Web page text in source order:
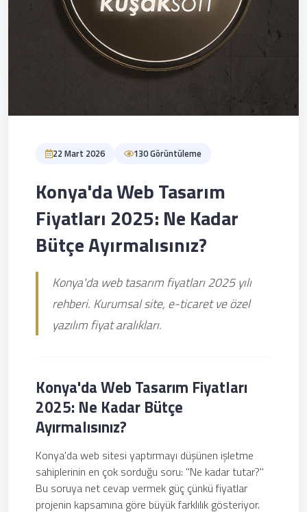
22 Mart 2026 130 Görüntüleme
Konya'da Web Tasarım
Fiyatları 2025: Ne Kadar
Bütçe Ayırmalısınız?
Konya'da web tasarım fiyatları 2025 yılı
rehberi. Kurumsal site, e-ticaret ve özel
yazılım fiyat aralıkları.
Konya'da Web Tasarım Fiyatları
2025: Ne Kadar Bütçe
Ayırmalısınız?
Konya'da web sitesi yaptırmayı düşünen işletme
sahiplerinin en çok sorduğu soru: "Ne kadar tutar?"
Bu soruya net cevap vermek güç çünkü fiyatlar
projenin kapsamına göre büyük farklılık gösteriyor.